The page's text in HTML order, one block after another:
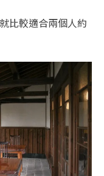
比較適合兩個人約